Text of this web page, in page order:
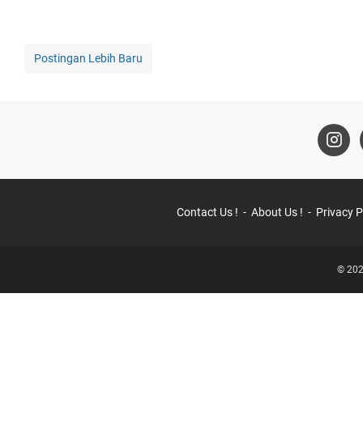
Postingan Lebih Baru
Contact Us ! About Us ! Privacy
©